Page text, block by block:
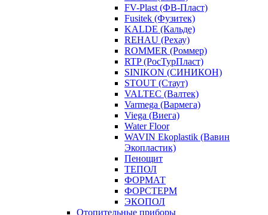
FV-Plast (ФВ-Пласт)
Fusitek (Фузитек)
KALDE (Кальде)
REHAU (Рехау)
ROMMER (Роммер)
RTP (РосТурПласт)
SINIKON (СИНИКОН)
STOUT (Стаут)
VALTEC (Валтек)
Varmega (Вармега)
Viega (Виега)
Water Floor
WAVIN Ekoplastik (Вавин
Экопластик)
Пенощит
ТЕПОЛ
ФОРМАТ
ФОРСТЕРМ
ЭКОПОЛ
Отопительные приборы